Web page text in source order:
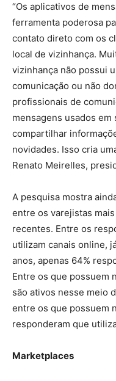
“Os aplicativos de
ferramenta poderosa
contato direto com os
local de vizinhança.
vizinhança não possui
comunicação ou não
profissionais de
mensagens usados
compartilhar
novidades. Isso cria
Renato Meirelles,
A pesquisa mostra
entre os varejistas
recentes. Entre os
utilizam canais online,
anos, apenas 64%
Entre os que possuem
são ativos nesse meio
entre os que possuem
responderam que
Marketplaces